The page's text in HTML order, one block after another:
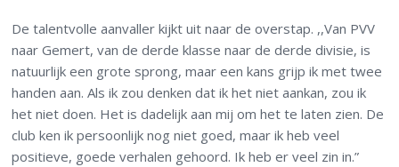
De talentvolle aanvaller kijkt uit naar de overstap. ,,Van PVV
naar Gemert, van de derde klasse naar de derde divisie, is
natuurlijk een grote sprong, maar een kans grijp ik met twee
handen aan. Als ik zou denken dat ik het niet aankan, zou ik
het niet doen. Het is dadelijk aan mij om het te laten zien. De
club ken ik persoonlijk nog niet goed, maar ik heb veel
positieve, goede verhalen gehoord. Ik heb er veel zin in.”